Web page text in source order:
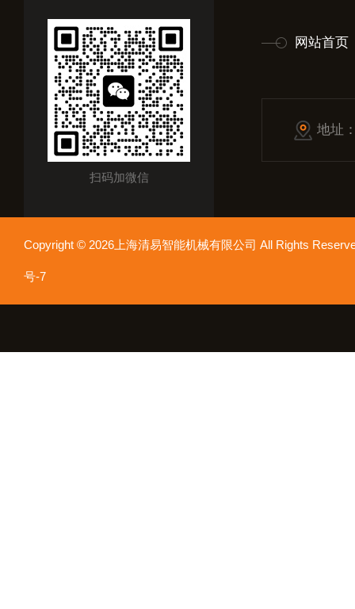
扫码加微信
网站首页
地址
Copyright © 2026上海清易智能机械有限公司 All Rights
号-7